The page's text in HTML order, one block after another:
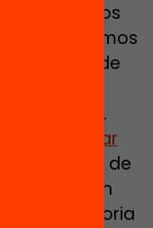
un 27% los
en los últimos
los casos de
el 10%.
escolar
un 19% de
años no han
posobligatoria